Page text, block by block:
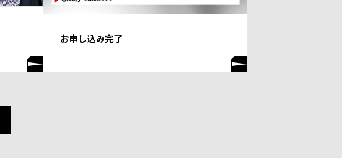
お申し込み完了